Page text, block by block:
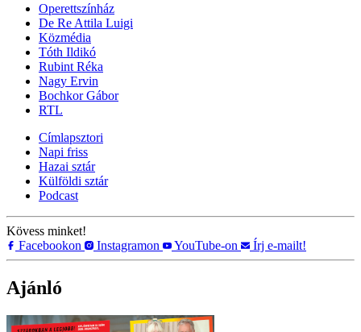
Operettszínház
De Re Attila Luigi
Közmédia
Tóth Ildikó
Rubint Réka
Nagy Ervin
Bochkor Gábor
RTL
Címlapsztori
Napi friss
Hazai sztár
Külföldi sztár
Podcast
Kövess minket!
Facebookon
Instagramon YouTube-on Írj e-mailt!
Ajánló